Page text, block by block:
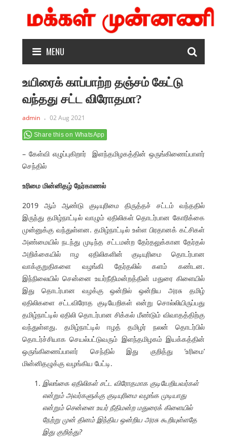
MENU
உயிரைக் காப்பாற்ற தஞ்சம் கேட்டு
வந்தது சட்ட விரோதமா?
admin 02 Aug 2021
Share this on WhatsApp
– கேள்வி எழுப்புகிறார் இளந்தமிழகத்தின் ஒருங்கிணைப்பாளர்
செந்தில்
உரிமை மின்னிதழ் நேர்காணல்
2019 ஆம் ஆண்டு குடியுரிமை திருத்தச் சட்டம் வந்ததில்
இருந்து தமிழ்நாட்டில் வாழும் ஏதிலிகள் தொடர்பான கோரிக்கை
முன்னுக்கு வந்துள்ளன. தமிழ்நாட்டில் உள்ள பிரதானக் கட்சிகள்
அண்மையில் நடந்து முடிந்த சட்டமன்ற தேர்தலுக்கான தேர்தல்
அறிக்கையில் ஈழ ஏதிலிகளின் குடியுரிமை தொடர்பான
வாக்குறுதிகளை வழங்கி தேர்தலில் களம் கண்டன.
இந்நிலையில் சென்னை உயர்நீதிமன்றத்தின் மதுரை கிளையில்
இது தொடர்பான வழக்கு ஒன்றில் ஒன்றிய அரசு தமிழ்
ஏதிலிகளை சட்டவிரோத குடியேறிகள் என்று சொல்லியிருப்பது
தமிழ்நாட்டில் ஏதிலி தொடர்பான சிக்கல் மீண்டும் விவாதத்திற்கு
வந்துள்ளது. தமிழ்நாட்டில் ஈழத் தமிழர் நலன் தொடர்பில்
தொடர்ச்சியாக செயல்பட்டுவரும் இளந்தமிழகம் இயக்கத்தின்
ஒருங்கிணைப்பாளர் செந்தில் இது குறித்து ’உரிமை’
மின்னிதழுக்கு வழங்கிய பேட்டி.
இலங்கை ஏதிலிகள் சட்ட விரோதமாக குடியேறியவர்கள்
என்றும் அவர்களுக்கு குடியுரிமை வழங்க முடியாது
என்றும் சென்னை உயர் நீதிமன்ற மதுரைக் கிளையில்
நேற்று முன் தினம் இந்திய ஒன்றிய அரசு கூறியுள்ளதே
இது குறித்து?